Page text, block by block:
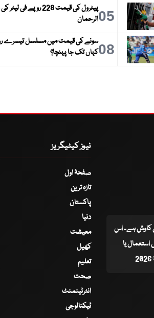
05
پیٹرول کی قیمت 228 روپے
الرحمان
08سونے کی قیمت میں مسلسل تیسرے روز
کہاں تک جا پہنچا؟
کی کاوش ہے۔ اس
یا
نیوز کیٹیگریز
صفحۂ اول
تازہ ترین
پاکستان
دنیا
معیشت
کھیل
تعلیم
صحت
انٹرٹینمنٹ
ٹیکنالوجی